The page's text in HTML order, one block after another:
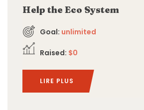
Help the Eco System
Goal: unlimited
Raised: $0
LIRE PLUS